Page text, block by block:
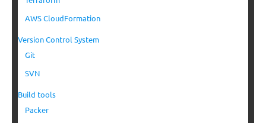
AWS CloudFormation
Version Control System
Git
SVN
Build tools
Packer